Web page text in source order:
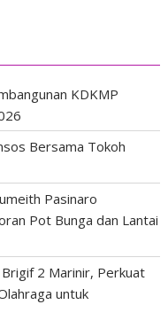
KDKMP
Bersama Tokoh
Pasinaro
Pot Bunga dan Lantai
2 Marinir, Perkuat
untuk